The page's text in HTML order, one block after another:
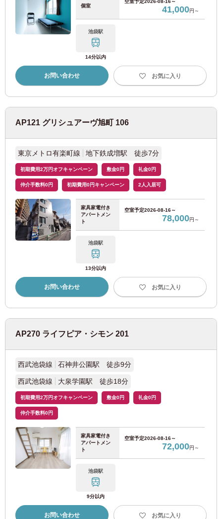
個室
空室予定2026-08-16～
41,000円～
池袋駅
14分以内
お問い合わせ お気に入り
AP121 グリシュアーヴ旭町 106
東京メトロ有楽町線 地下鉄成増駅 徒歩7分
初期費用2万円オフキャンペーン 敷金0円 礼金0円
仲介手数料0円 初期費用0円キャンペーン 2人入居可
家具家電付き
アパートメン
ト
空室予定2026-08-16～
78,000円～
池袋駅
13分以内
お問い合わせ お気に入り
AP270 ライフピア・シモン 201
西武池袋線 石神井公園駅 徒歩9分
西武池袋線 大泉学園駅 徒歩18分
初期費用2万円オフキャンペーン 敷金0円 礼金0円
仲介手数料0円
家具家電付き
アパートメン
ト
空室予定2026-08-16～
72,000円～
池袋駅
9分以内
お問い合わせ お気に入り
小田急電鉄
小田急多摩線 (2)
京成押上線 (3)
京成金町線 (9)
京成千葉線 (11)
京成松戸線 (7)
京急大師線 (6)
東武鉄道
東武東上線 (69)
東武伊勢崎線
東武大師線
(1)